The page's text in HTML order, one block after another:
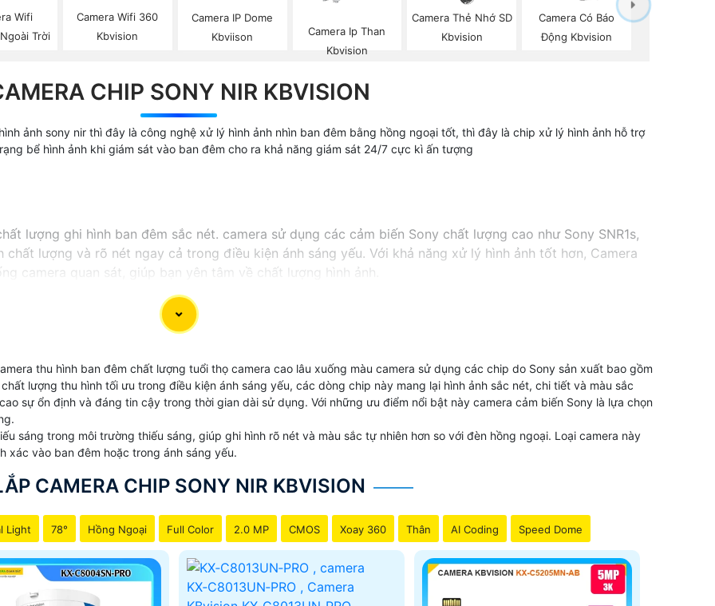
Wifi
Trời
Camera Wifi 360
Kbvision
Camera IP Dome
Kbviison
Camera Ip Than
Kbvision
Camera Thẻ Nhớ SD
Kbvision
Camera Có Báo
Động Kbvision
CHIP SONY NIR KBVISION
ảnh sony nir thì đây là công nghệ xử lý hình ảnh nhìn ban đêm bằng hồng ngoại tốt, thì đây là chip xử lý hình ảnh hỗ trợ
bể hình ảnh khi giám sát vào ban đêm cho ra khả năng giám sát 24/7 cực kì ấn tượng
lượng ghi hình ban đêm sắc nét. camera sử dụng các cảm biến Sony chất lượng cao như Sony SNR1s,
chất lượng và rõ nét ngay cả trong điều kiện ánh sáng yếu. Với khả năng xử lý hình ảnh tốt hơn, Camera
camera quan sát, giúp bạn yên tâm về chất lượng hình ảnh.
thu hình ban đêm chất lượng tuổi thọ camera cao lâu xuống màu camera sử dụng các chip do Sony sản xuất bao gồm
lượng thu hình tối ưu trong điều kiện ánh sáng yếu, các dòng chip này mang lại hình ảnh sắc nét, chi tiết và màu sắc
sự ổn định và đáng tin cậy trong thời gian dài sử dụng. Với những ưu điểm nổi bật này camera cảm biến Sony là lựa chọn
sáng trong môi trường thiếu sáng, giúp ghi hình rõ nét và màu sắc tự nhiên hơn so với đèn hồng ngoại. Loại camera này
xác vào ban đêm hoặc trong ánh sáng yếu.
CAMERA CHIP SONY NIR KBVISION
Light 78° Hồng Ngoại Full Color 2.0 MP CMOS Xoay 360 Thân AI Coding Speed Dome